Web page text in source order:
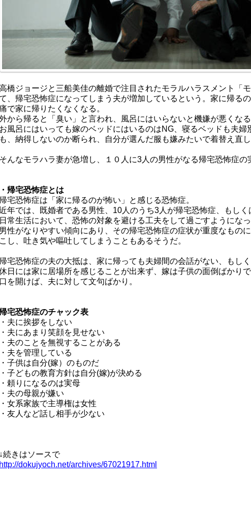
橋ジョージと三船美佳の離婚で注目されたモラルハラスメント「
、帰宅恐怖症になってしまう夫が増加しているという。家に帰る
で家に帰りたくなくなる。
から帰ると「臭い」と言われ、風呂にはいらないと機嫌が悪くな
お風呂にはいっても嫁のベッドにはいるのはNG、寝るベッドも夫婦
も、納得しないのか断られ、自分が選んだ服も嫌みたいで着替え直
そんなモラハラ妻が急増し、１０人に3人の男性がなる帰宅恐怖症の
・帰宅恐怖症とは
帰宅恐怖症は「家に帰るのが怖い」と感じる恐怖症。
年では、既婚者である男性、10人のうち3人が帰宅恐怖症、もし
日常生活において、恐怖の対象を避ける工夫をして過ごすようにな
男性がなりやすい傾向にあり、その帰宅恐怖症の症状が重度なもの
こし、吐き気や嘔吐してしまうこともあるそうだ。
帰宅恐怖症の夫の大抵は、家に帰っても夫婦間の会話がない、もし
日には家に居場所を感じることが出来ず、嫁は子供の面倒ばかり
口を開けば、夫に対して文句ばかり。
帰宅恐怖症のチャック表
・夫に挨拶をしない
・夫にあまり笑顔を見せない
・夫のことを無視することがある
・夫を管理している
・子供は自分(嫁）のものだ
・子どもの教育方針は自分(嫁)が決める
・頼りになるのは実母
・夫の母親が嫌い
・女系家族で主導権は女性
・友人など話し相手が少ない
↓続きはソースで
http://dokujyoch.net/archives/67021917.html